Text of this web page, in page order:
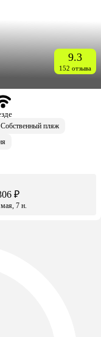
9.3
152 отзыва
Собственный пляж
₽
7 н.